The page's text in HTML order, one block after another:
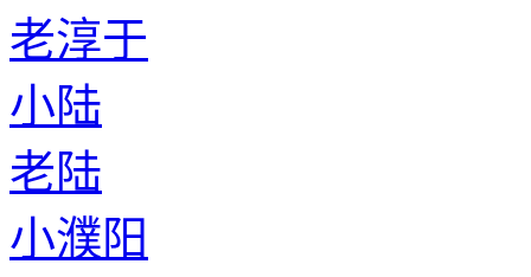
老淳于
小陆
老陆
小濮阳